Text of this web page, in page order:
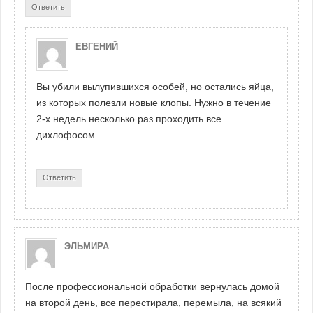
Ответить
ЕВГЕНИЙ
Вы убили вылупившихся особей, но остались яйца,
из которых полезли новые клопы. Нужно в течение
2-х недель несколько раз проходить все
дихлофосом.
Ответить
ЭЛЬМИРА
После профессиональной обработки вернулась домой
на второй день, все перестирала, перемыла, на всякий